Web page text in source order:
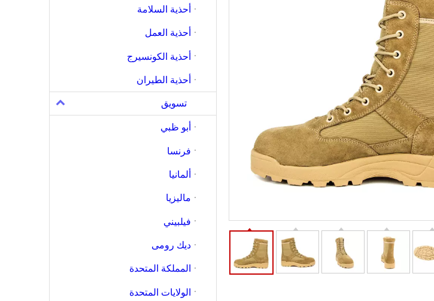
أحذية السلامة
أحذية العمل
أحذية الكونسيرج
أحذية الطيران
تسويق
أبو ظبي
فرنسا
ألمانيا
ماليزيا
فيلبيني
ديك رومى
المملكة المتحدة
الولايات المتحدة